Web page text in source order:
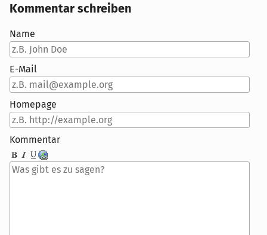
Kommentar schreiben
Name
E-Mail
Homepage
Kommentar